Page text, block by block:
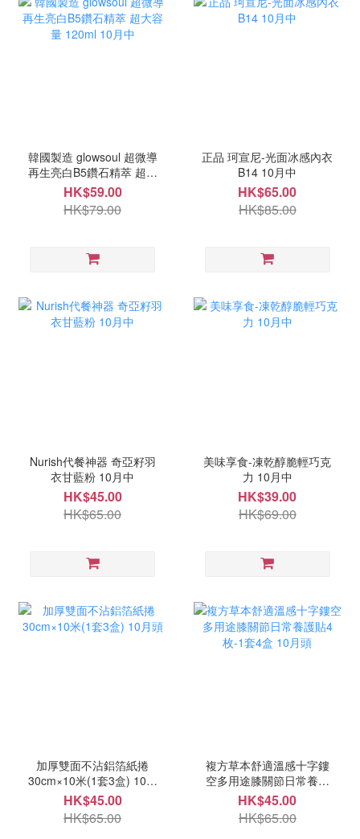
韓國製造 glowsoul 超微導
再生亮白B5鑽石精萃 超大
容量 120ml 10月中
HK$59.00
HK$79.00
正品 珂宣尼-光面冰感內衣
B14 10月中
HK$65.00
HK$85.00
Nurish代餐神器 奇亞籽羽
衣甘藍粉 10月中
HK$45.00
HK$65.00
美味享食-凍乾醇脆輕巧克
力 10月中
HK$39.00
HK$69.00
加厚雙面不沾鋁箔紙捲
30cm×10米(1套3盒) 10月
頭
HK$45.00
HK$65.00
複方草本舒適溫感十字鏤
空多用途膝關節日常養護
貼4枚-1套4盒 10月頭
HK$45.00
HK$65.00